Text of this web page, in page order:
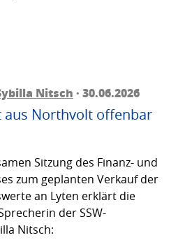
Nitsch · 30.06.2026
aus Northvolt offenbar
Sitzung des Finanz- und
zum geplanten Verkauf der
an Lyten erklärt die
der SSW-
Nitsch: